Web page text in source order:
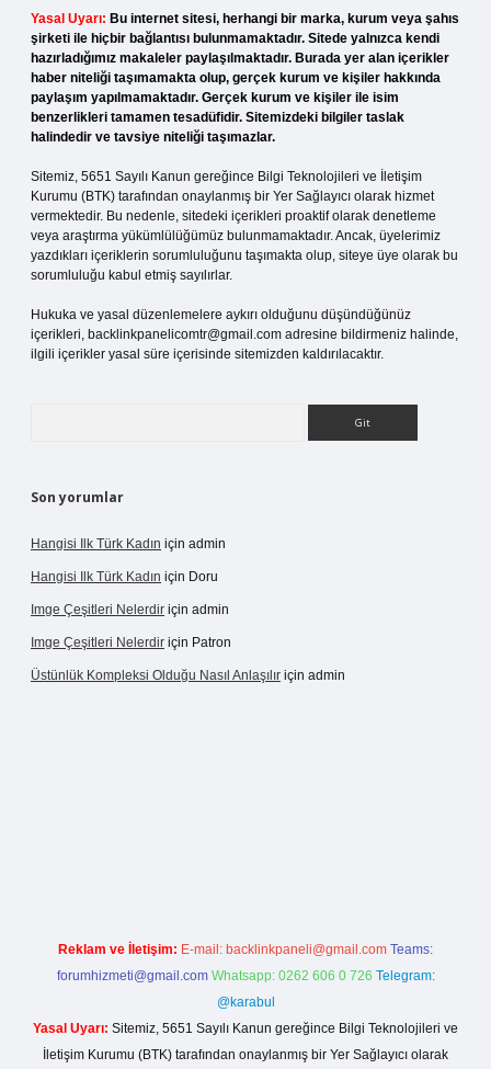
Yasal Uyarı: Bu internet sitesi, herhangi bir marka, kurum veya şahıs
şirketi ile hiçbir bağlantısı bulunmamaktadır. Sitede yalnızca kendi
hazırladığımız makaleler paylaşılmaktadır. Burada yer alan içerikler
haber niteliği taşımamakta olup, gerçek kurum ve kişiler hakkında
paylaşım yapılmamaktadır. Gerçek kurum ve kişiler ile isim
benzerlikleri tamamen tesadüfidir. Sitemizdeki bilgiler taslak
halindedir ve tavsiye niteliği taşımazlar.
Sitemiz, 5651 Sayılı Kanun gereğince Bilgi Teknolojileri ve İletişim
Kurumu (BTK) tarafından onaylanmış bir Yer Sağlayıcı olarak hizmet
vermektedir. Bu nedenle, sitedeki içerikleri proaktif olarak denetleme
veya araştırma yükümlülüğümüz bulunmamaktadır. Ancak, üyelerimiz
yazdıkları içeriklerin sorumluluğunu taşımakta olup, siteye üye olarak bu
sorumluluğu kabul etmiş sayılırlar.
Hukuka ve yasal düzenlemelere aykırı olduğunu düşündüğünüz
içerikleri, backlinkpanelicomtr@gmail.com adresine bildirmeniz halinde,
ilgili içerikler yasal süre içerisinde sitemizden kaldırılacaktır.
Son yorumlar
Hangisi Ilk Türk Kadın için admin
Hangisi Ilk Türk Kadın için Doru
Imge Çeşitleri Nelerdir için admin
Imge Çeşitleri Nelerdir için Patron
Üstünlük Kompleksi Olduğu Nasıl Anlaşılır için admin
Reklam ve İletişim: E-mail: backlinkpaneli@gmail.com Teams:
forumhizmeti@gmail.com Whatsapp: 0262 606 0 726 Telegram:
@karabul
Yasal Uyarı: Sitemiz, 5651 Sayılı Kanun gereğince Bilgi Teknolojileri ve
İletişim Kurumu (BTK) tarafından onaylanmış bir Yer Sağlayıcı olarak